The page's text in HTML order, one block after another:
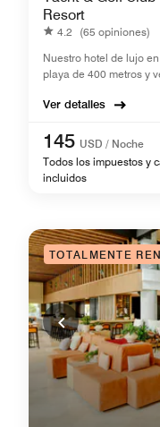
Resort
4.2
(65 opiniones)
Nuestro hotel de lujo
playa de 400 metros y
Ver detalles
145 USD / Noche
Todos los impuestos y
incluidos
TOTALMENTE